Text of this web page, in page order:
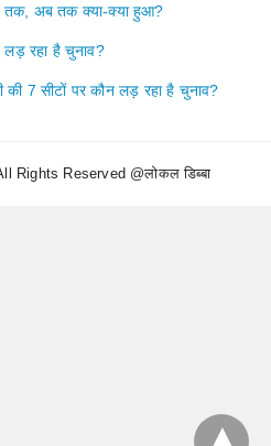
तक, अब तक क्या-क्या हुआ?
लड़ रहा है चुनाव?
7 सीटों पर कौन लड़ रहा है चुनाव?
Rights Reserved @लोकल डिब्बा